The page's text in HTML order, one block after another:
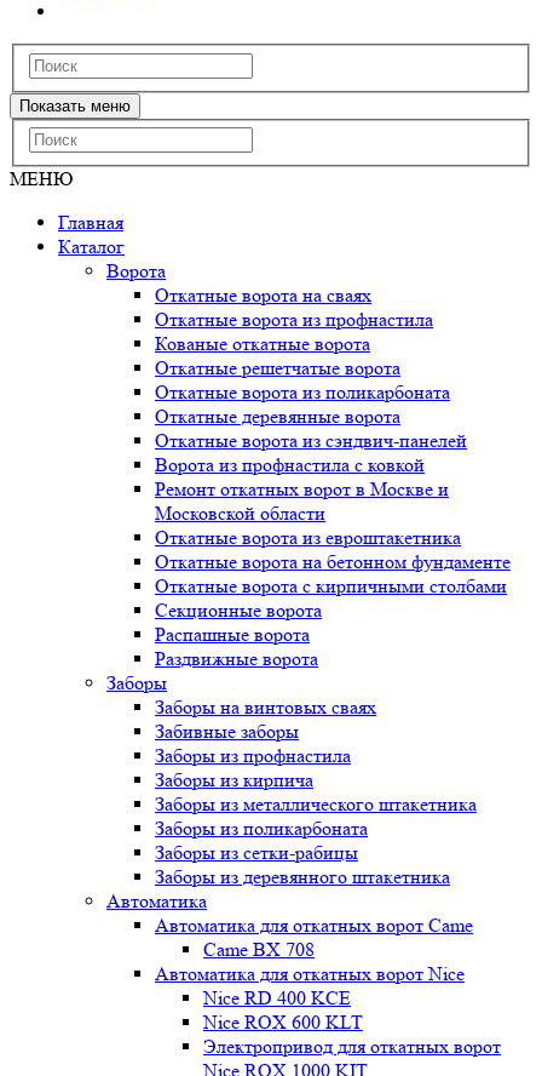
Показать меню
МЕНЮ
Главная
Каталог
Ворота
Откатные ворота на сваях
Откатные ворота из профнастила
Кованые откатные ворота
Откатные решетчатые ворота
Откатные ворота из поликарбоната
Откатные деревянные ворота
Откатные ворота из сэндвич-панелей
Ворота из профнастила с ковкой
Ремонт откатных ворот в Москве и
Московской области
Откатные ворота из евроштакетника
Откатные ворота на бетонном фундаменте
Откатные ворота с кирпичными столбами
Секционные ворота
Распашные ворота
Раздвижные ворота
Заборы
Заборы на винтовых сваях
Забивные заборы
Заборы из профнастила
Заборы из кирпича
Заборы из металлического штакетника
Заборы из поликарбоната
Заборы из сетки-рабицы
Заборы из деревянного штакетника
Автоматика
Автоматика для откатных ворот Came
Came BX 708
Автоматика для откатных ворот Nice
Nice RD 400 KCE
Nice ROX 600 KLT
Электропривод для откатных ворот
Nice ROX 1000 KIT